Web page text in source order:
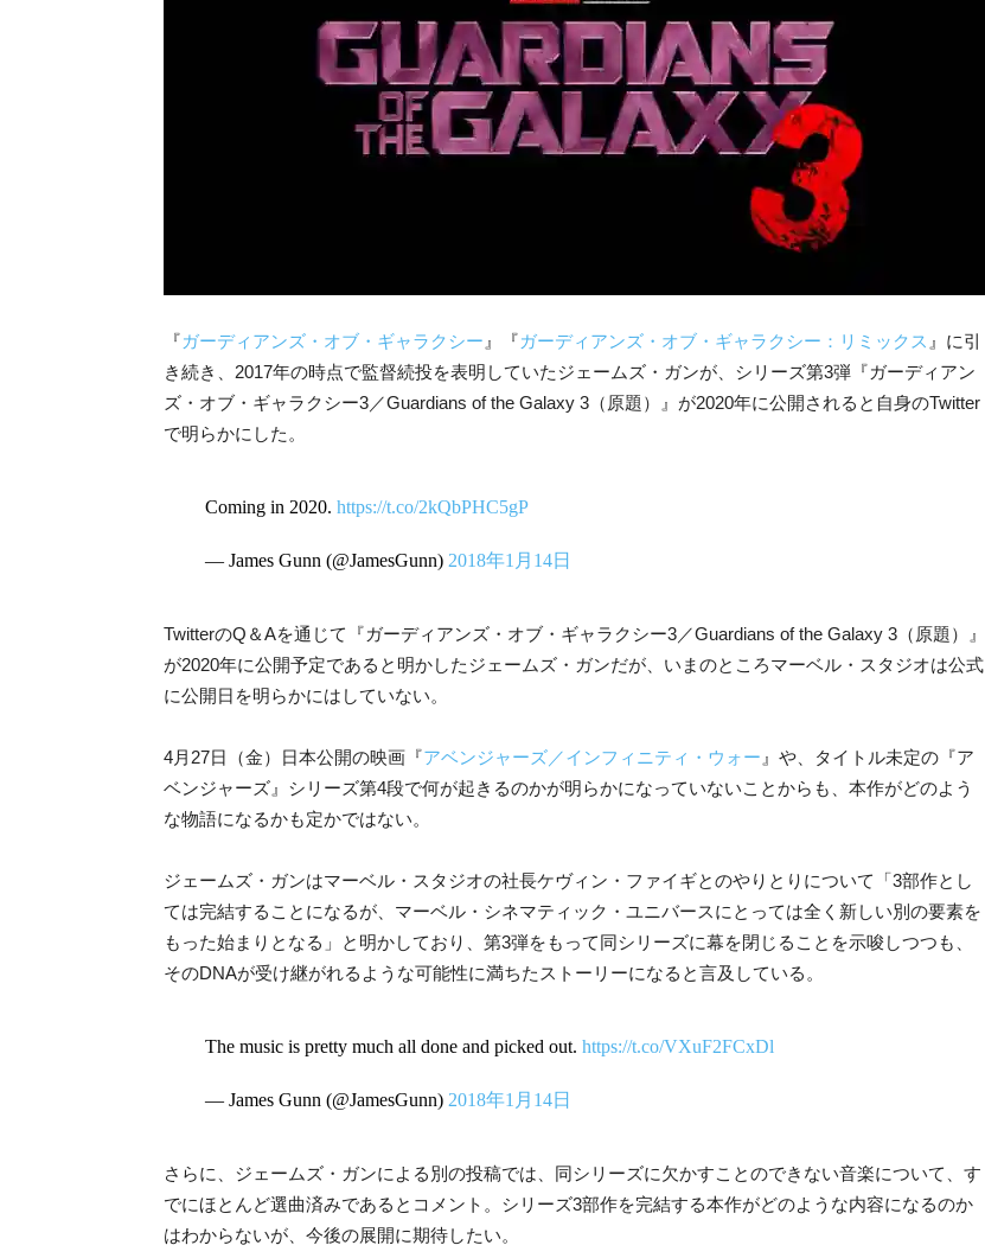
『ガーディアンズ・オブ・ギャラクシー 』『ガーディアンズ・オブ・ギャラクシー：リミックス 』に引
き続き、2017年の時点で監督続投を表明していたジェームズ・ガンが、シリーズ第3弾『ガーディアン
ズ・オブ・ギャラクシー3／Guardians of the Galaxy 3（原題）』が2020年に公開されると自身のTwitter
で明らかにした。
Coming in 2020. https://t.co/2kQbPHC5gP
— James Gunn (@JamesGunn) 2018年1月14日
TwitterのQ＆Aを通じて『ガーディアンズ・オブ・ギャラクシー3／Guardians of the Galaxy 3（原題）』
が2020年に公開予定であると明かしたジェームズ・ガンだが、いまのところマーベル・スタジオは公式
に公開日を明らかにはしていない。
4月27日（金）日本公開の映画『アベンジャーズ／インフィニティ・ウォー 』や、タイトル未定の『ア
ベンジャーズ』シリーズ第4段で何が起きるのかが明らかになっていないことからも、本作がどのよう
な物語になるかも定かではない。
ジェームズ・ガンはマーベル・スタジオの社長ケヴィン・ファイギとのやりとりについて「3部作とし
ては完結することになるが、マーベル・シネマティック・ユニバースにとっては全く新しい別の要素を
もった始まりとなる」と明かしており、第3弾をもって同シリーズに幕を閉じることを示唆しつつも、
そのDNAが受け継がれるような可能性に満ちたストーリーになると言及している。
The music is pretty much all done and picked out. https://t.co/VXuF2FCxDl
— James Gunn (@JamesGunn) 2018年1月14日
さらに、ジェームズ・ガンによる別の投稿では、同シリーズに欠かすことのできない音楽について、す
でにほとんど選曲済みであるとコメント。シリーズ3部作を完結する本作がどのような内容になるのか
はわからないが、今後の展開に期待したい。